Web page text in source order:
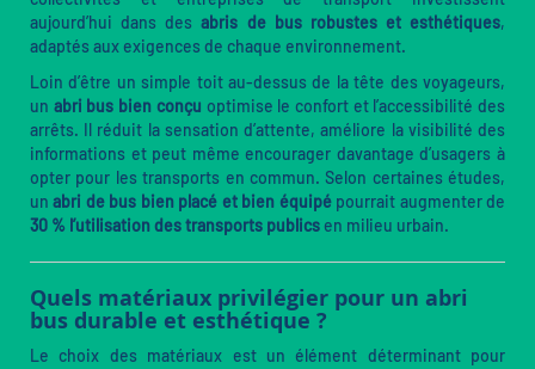
aujourd’hui dans desabris de bus robustes et esthétiques,
adaptés aux exigences de chaque environnement.
Loin d’être un simple toit au-dessus de la tête des voyageurs,
un abri bus bien conçu optimise le confort et l’accessibilité des
arrêts. Il réduit la sensation d’attente, améliore la visibilité des
informations et peut même encourager davantage d’usagers à
opter pour les transports en commun. Selon certaines études,
unabri de bus bien placé et bien équipépourrait augmenter de
30 % l’utilisation des transports publicsen milieu urbain.
Quels matériaux privilégier pour un abri
bus durable et esthétique ?
Le choix des matériaux est un élément déterminant pour